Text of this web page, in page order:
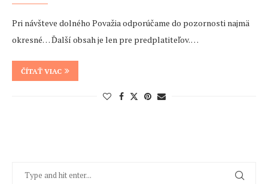
Pri návšteve dolného Považia odporúčame do pozornosti najmä
okresné… Ďalší obsah je len pre predplatiteľov. …
ČÍTAŤ VIAC